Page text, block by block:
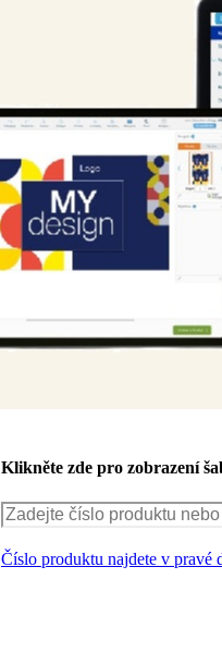
Klikněte zde pro zobrazení
Číslo produktu najdete v pravé